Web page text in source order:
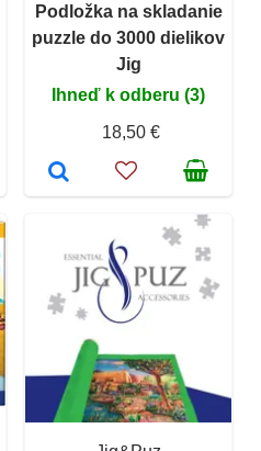
Podložka na skladanie
puzzle do 3000 dielikov
Jig
Ihneď k odberu (3)
18,50 €